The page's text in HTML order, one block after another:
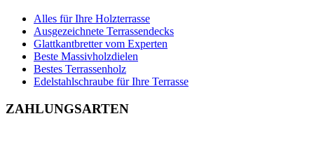
Alles für Ihre Holzterrasse
Ausgezeichnete Terrassendecks
Glattkantbretter vom Experten
Beste Massivholzdielen
Bestes Terrassenholz
Edelstahlschraube für Ihre Terrasse
ZAHLUNGSARTEN